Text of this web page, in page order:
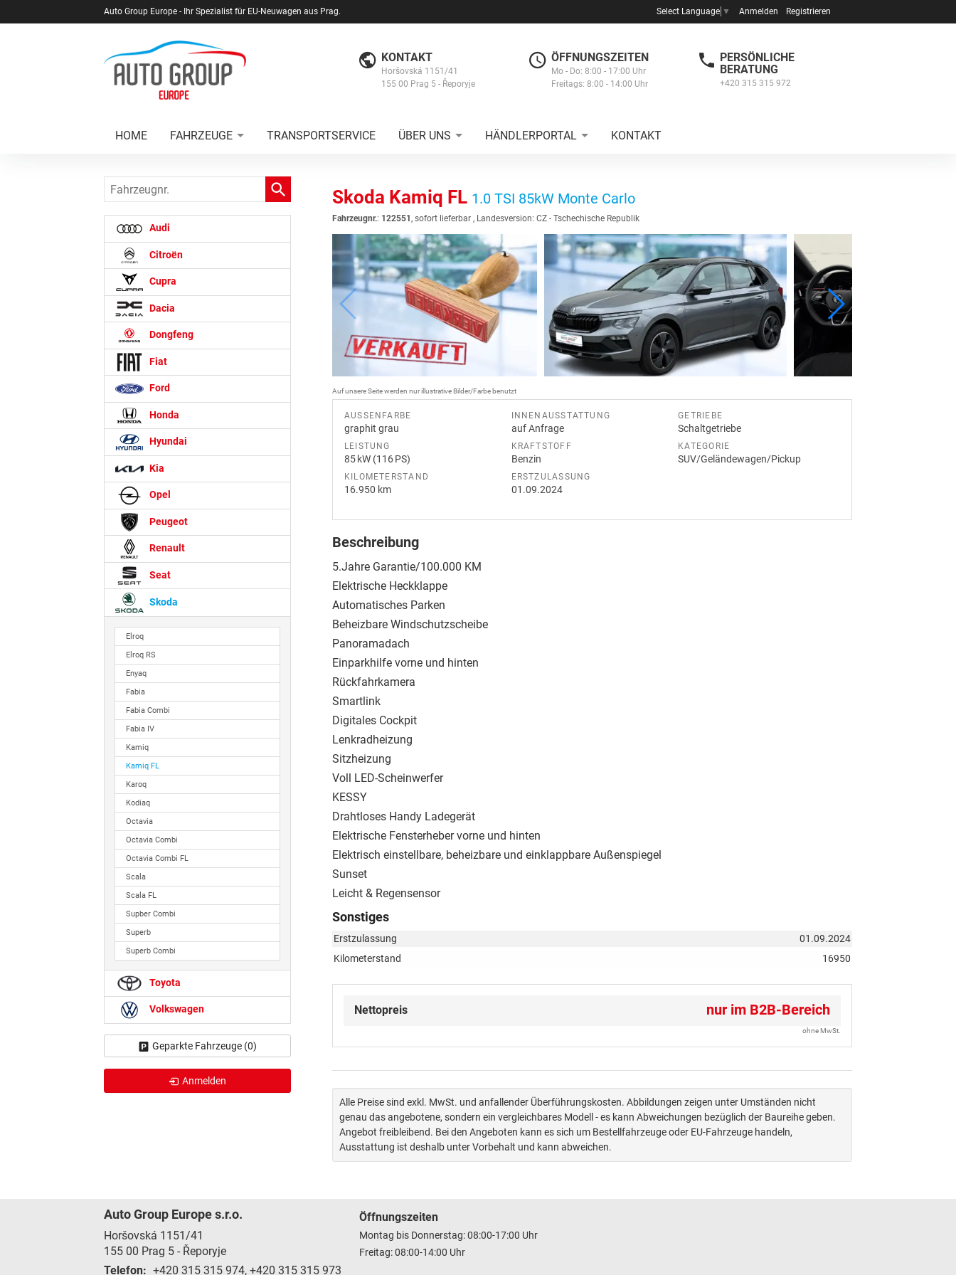
Auto Group Europe - Ihr Spezialist für EU-Neuwagen aus Prag. Anmelden Registrieren
Select Language ▼
KONTAKT
Horšovská 1151/41
155 00 Prag 5 - Řeporyje
ÖFFNUNGSZEITEN
Mo - Do: 8:00 - 17:00 Uhr
Freitags: 8:00 - 14:00 Uhr
PERSÖNLICHE
BERATUNG
+420 315 315 972
HOME FAHRZEUGE TRANSPORTSERVICE ÜBER UNS HÄNDLERPORTAL KONTAKT
Skoda Kamiq FL 1.0 TSI 85kW Monte Carlo
Fahrzeugnr.: 122551 , sofort lieferbar, Landesversion: CZ - Tschechische Republik
Auf unsere Seite werden nur illustrative Bilder/Farbe benutzt
AUSSENFARBE
graphit grau
INNENAUSSTATTUNG
auf Anfrage
GETRIEBE
Schaltgetriebe
LEISTUNG
85 kW (116 PS)
KRAFTSTOFF
Benzin
KATEGORIE
SUV/Geländewagen/Pickup
KILOMETERSTAND
16.950 km
ERSTZULASSUNG
01.09.2024
Beschreibung
5.Jahre Garantie/100.000 KM
Elektrische Heckklappe
Automatisches Parken
Beheizbare Windschutzscheibe
Panoramadach
Einparkhilfe vorne und hinten
Rückfahrkamera
Smartlink
Digitales Cockpit
Lenkradheizung
Sitzheizung
Voll LED-Scheinwerfer
KESSY
Drahtloses Handy Ladegerät
Elektrische Fensterheber vorne und hinten
Elektrisch einstellbare, beheizbare und einklappbare Außenspiegel
Sunset
Leicht & Regensensor
Sonstiges
Erstzulassung
01.09.2024
Kilometerstand
16950
Nettopreis nur im B2B-Bereich
ohne MwSt.
Alle Preise sind exkl. MwSt. und anfallender Überführungskosten. Abbildungen zeigen unter Umständen nicht
genau das angebotene, sondern ein vergleichbares Modell - es kann Abweichungen bezüglich der Baureihe geben.
Angebot freibleibend. Bei den Angeboten kann es sich um Bestellfahrzeuge oder EU-Fahrzeuge handeln,
Ausstattung ist deshalb unter Vorbehalt und kann abweichen.
Fahrzeugnr.
Audi
Citroën
Cupra
Dacia
Dongfeng
Fiat
Ford
Honda
Hyundai
Kia
Opel
Peugeot
Renault
Seat
Skoda
Elroq
Elroq RS
Enyaq
Fabia
Fabia Combi
Fabia IV
Kamiq
Kamiq FL
Karoq
Kodiaq
Octavia
Octavia Combi
Octavia Combi FL
Scala
Scala FL
Supber Combi
Superb
Superb Combi
Toyota
Volkswagen
Geparkte Fahrzeuge (0)
Anmelden
Auto Group Europe s.r.o.
Horšovská 1151/41
155 00 Prag 5 - Řeporyje
Telefon: +420 315 315 974, +420 315 315 973
Öffnungszeiten
Montag bis Donnerstag: 08:00-17:00 Uhr
Freitag: 08:00-14:00 Uhr